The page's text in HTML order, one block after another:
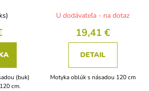
(buk)
cm.
U dodávateľa - na dotaz
19,41 €
DETAIL
Motyka oblúk s násadou 120 cm